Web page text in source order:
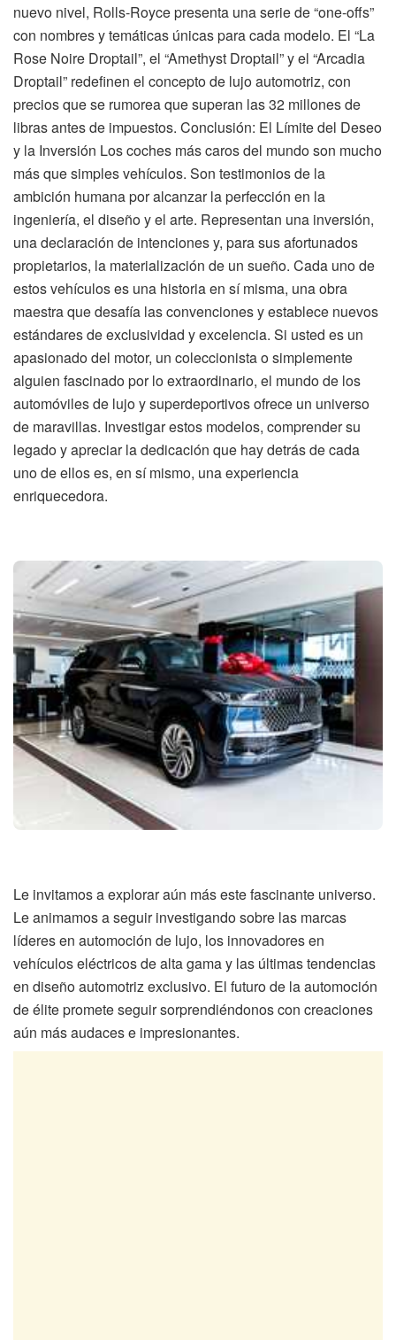
nuevo nivel, Rolls-Royce presenta una serie de “one-offs”
con nombres y temáticas únicas para cada modelo. El “La
Rose Noire Droptail”, el “Amethyst Droptail” y el “Arcadia
Droptail” redefinen el concepto de lujo automotriz, con
precios que se rumorea que superan las 32 millones de
libras antes de impuestos. Conclusión: El Límite del Deseo
y la Inversión Los coches más caros del mundo son mucho
más que simples vehículos. Son testimonios de la
ambición humana por alcanzar la perfección en la
ingeniería, el diseño y el arte. Representan una inversión,
una declaración de intenciones y, para sus afortunados
propietarios, la materialización de un sueño. Cada uno de
estos vehículos es una historia en sí misma, una obra
maestra que desafía las convenciones y establece nuevos
estándares de exclusividad y excelencia. Si usted es un
apasionado del motor, un coleccionista o simplemente
alguien fascinado por lo extraordinario, el mundo de los
automóviles de lujo y superdeportivos ofrece un universo
de maravillas. Investigar estos modelos, comprender su
legado y apreciar la dedicación que hay detrás de cada
uno de ellos es, en sí mismo, una experiencia
enriquecedora.
Le invitamos a explorar aún más este fascinante universo.
Le animamos a seguir investigando sobre las marcas
líderes en automoción de lujo, los innovadores en
vehículos eléctricos de alta gama y las últimas tendencias
en diseño automotriz exclusivo. El futuro de la automoción
de élite promete seguir sorprendiéndonos con creaciones
aún más audaces e impresionantes.